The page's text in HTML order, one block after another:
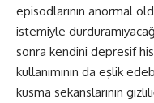
episodlarının anormal
istemiyle
sonra kendini depresif
kullanımının da eşlik
kusma sekanslarının